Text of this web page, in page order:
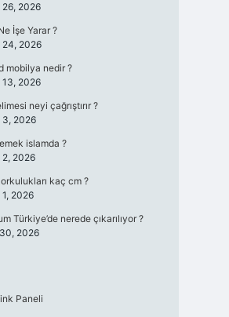
26, 2026
İşe Yarar ?
24, 2026
mobilya nedir ?
13, 2026
neyi çağrıştırır ?
3, 2026
islamda ?
2, 2026
kaç cm ?
2026
Türkiye’de nerede çıkarılıyor ?
2026